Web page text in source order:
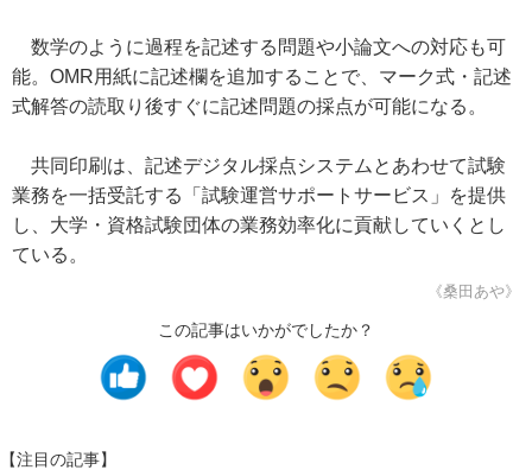
数学のように過程を記述する問題や小論文への対応も可
能。OMR用紙に記述欄を追加することで、マーク式・記述
式解答の読取り後すぐに記述問題の採点が可能になる。
共同印刷は、記述デジタル採点システムとあわせて試験
業務を一括受託する「試験運営サポートサービス」を提供
し、大学・資格試験団体の業務効率化に貢献していくとし
ている。
《桑田あや》
この記事はいかがでしたか？
【注目の記事】